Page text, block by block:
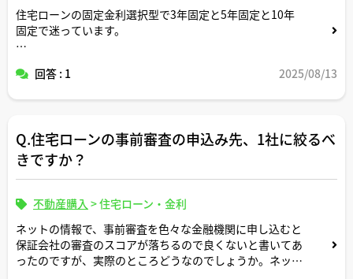
住宅ローンの固定金利選択型で3年固定と5年固定と10年
固定で迷っています。
断基準で期間選択についてアドバイスされていますか。過
回答 : 1 2025/08/13
Q.住宅ローンの事前審査の申込み先、1社に絞るべ
きですか？
不動産購入 >住宅ローン・金利
ネットの情報で、事前審査を色々な金融機関に申し込むと
保証会社の審査のスコアが落ちるので良くないと書いてあ
ったのですが、実際のところどうなのでしょうか。ネット